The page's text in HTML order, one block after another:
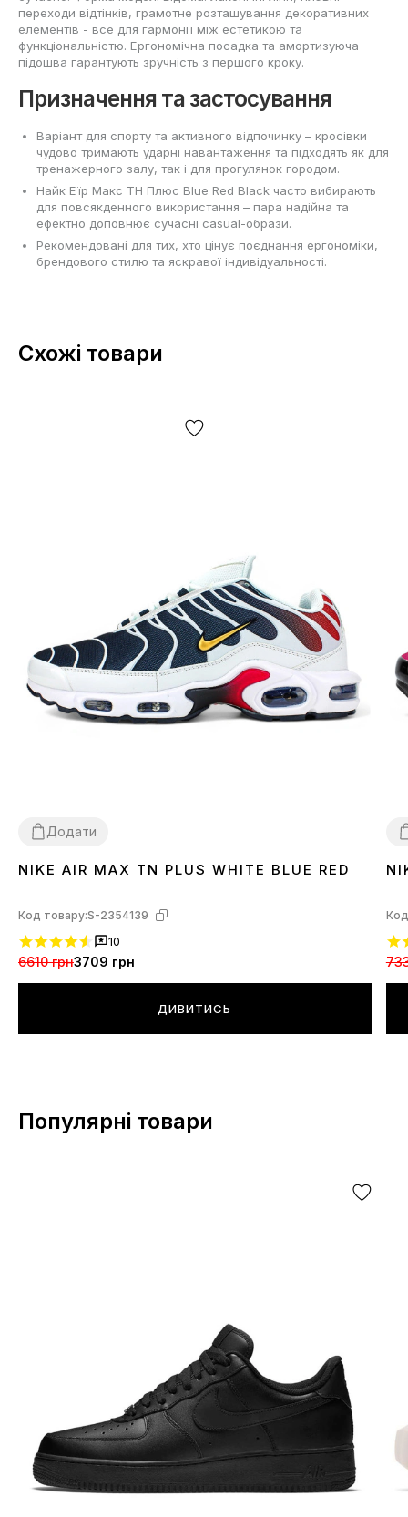
переходи відтінків, грамотне розташування декоративних
елементів - все для гармонії між естетикою та
функціональністю. Ергономічна посадка та амортизуюча
підошва гарантують зручність з першого кроку.
Призначення та застосування
Варіант для спорту та активного відпочинку – кросівки
чудово тримають ударні навантаження та підходять як для
тренажерного залу, так і для прогулянок городом.
Найк Еїр Макс ТН Плюс Blue Red Black часто вибирають
для повсякденного використання – пара надійна та
ефектно доповнює сучасні casual-образи.
Рекомендовані для тих, хто цінує поєднання ергономіки,
брендового стилю та яскравої індивідуальності.
Схожі товари
Додати
42
NIKE AIR MAX TN PLUS WHITE BLUE RED
Код товару:S-2354139
10
6610 грн3709 грн
ДИВИТИСЬ
Популярні товари